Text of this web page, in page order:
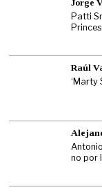
Jorge
Patti
Raúl
‘Marty
no por